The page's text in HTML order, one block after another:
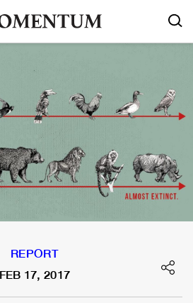
REPORT
FEB 17, 2017